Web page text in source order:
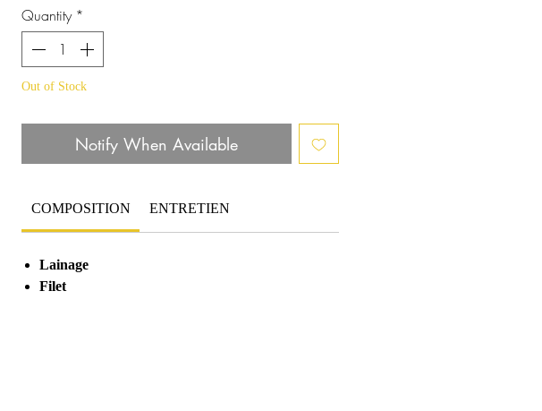
Quantity *
Out of Stock
Notify When Available
COMPOSITION ENTRETIEN
Lainage
Filet